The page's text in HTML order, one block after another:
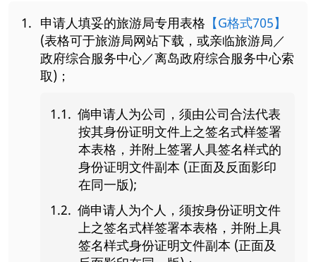
申请人填妥的旅游局专用表格 【G格式705】
(表格可于旅游局网站下载，或亲临旅游局／
政府综合服务中心／离岛政府综合服务中心索
取)；
倘申请人为公司，须由公司合法代表
按其身份证明文件上之签名式样签署
本表格，并附上签署人具签名样式的
身份证明文件副本 (正面及反面影印
在同一版);
倘申请人为个人，须按身份证明文件
上之签名式样签署本表格，并附上具
签名样式身份证明文件副本 (正面及